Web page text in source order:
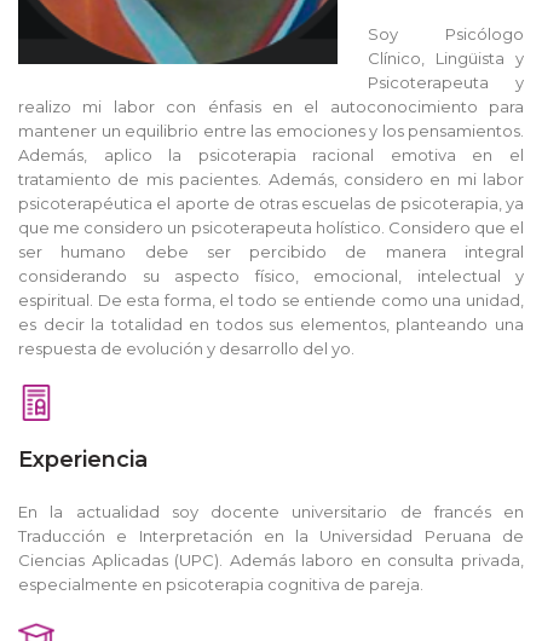
Soy Psicólogo
Clínico, Lingüista y
Psicoterapeuta y
realizo mi labor con énfasis en el autoconocimiento para
mantener un equilibrio entre las emociones y los pensamientos.
Además, aplico la psicoterapia racional emotiva en el
tratamiento de mis pacientes. Además, considero en mi labor
psicoterapéutica el aporte de otras escuelas de psicoterapia, ya
que me considero un psicoterapeuta holístico. Considero que el
ser humano debe ser percibido de manera integral
considerando su aspecto físico, emocional, intelectual y
espiritual. De esta forma, el todo se entiende como una unidad,
es decir la totalidad en todos sus elementos, planteando una
respuesta de evolución y desarrollo del yo.
Experiencia
En la actualidad soy docente universitario de francés en
Traducción e Interpretación en la Universidad Peruana de
Ciencias Aplicadas (UPC). Además laboro en consulta privada,
especialmente en psicoterapia cognitiva de pareja.